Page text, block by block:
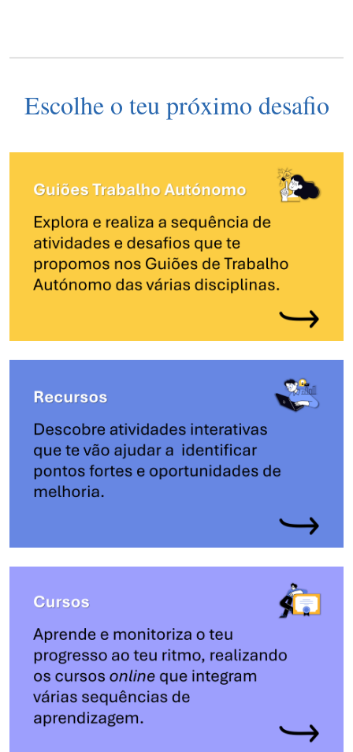
Escolhe o teu próximo desafio